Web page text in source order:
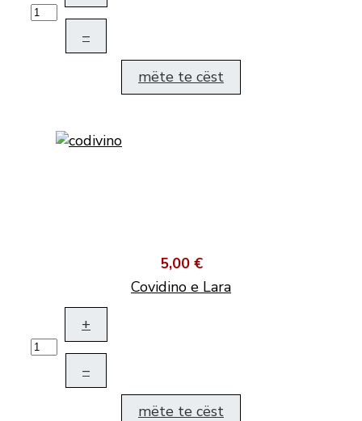
–
mëte te cëst
5,00 €
Covidino e Lara
+
–
mëte te cëst